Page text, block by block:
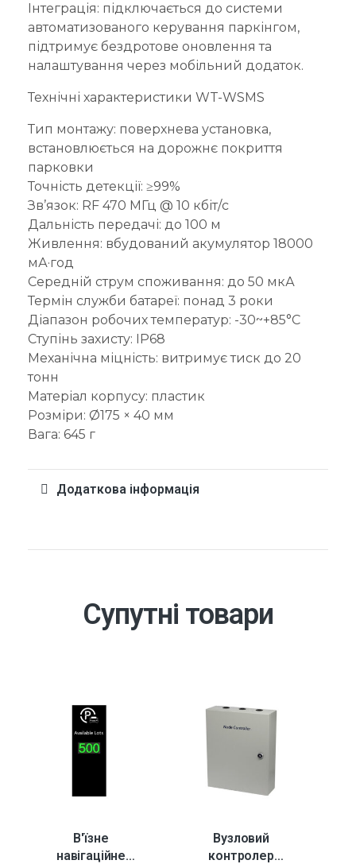
Інтеграція: підключається до системи
автоматизованого керування паркінгом,
підтримує бездротове оновлення та
налаштування через мобільний додаток.
Технічні характеристики WT-WSMS
Тип монтажу: поверхнева установка,
встановлюється на дорожнє покриття
парковки
Точність детекції: ≥99%
Зв’язок: RF 470 МГц @ 10 кбіт/с
Дальність передачі: до 100 м
Живлення: вбудований акумулятор 18000
мА·год
Середній струм споживання: до 50 мкА
Термін служби батареї: понад 3 роки
Діапазон робочих температур: -30~+85°C
Ступінь захисту: IP68
Механічна міцність: витримує тиск до 20
тонн
Матеріал корпусу: пластик
Розміри: Ø175 × 40 мм
Вага: 645 г
Додаткова інформація
Супутні товари
В'їзне
навігаційне
Вузловий
контролер